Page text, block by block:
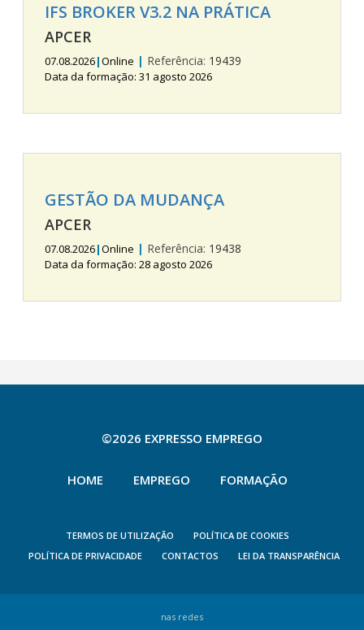
IFS BROKER V3.2 NA PRÁTICA
APCER
07.08.2026|Online | Referência: 19439
Data da formação: 31 agosto 2026
GESTÃO DA MUDANÇA
APCER
07.08.2026|Online | Referência: 19438
Data da formação: 28 agosto 2026
©2026 EXPRESSO EMPREGO
HOME EMPREGO FORMAÇÃO
TERMOS DE UTILIZAÇÃO
POLÍTICA DE COOKIES
POLÍTICA DE PRIVACIDADE
CONTACTOS LEI DA TRANSPARÊNCIA
nas redes